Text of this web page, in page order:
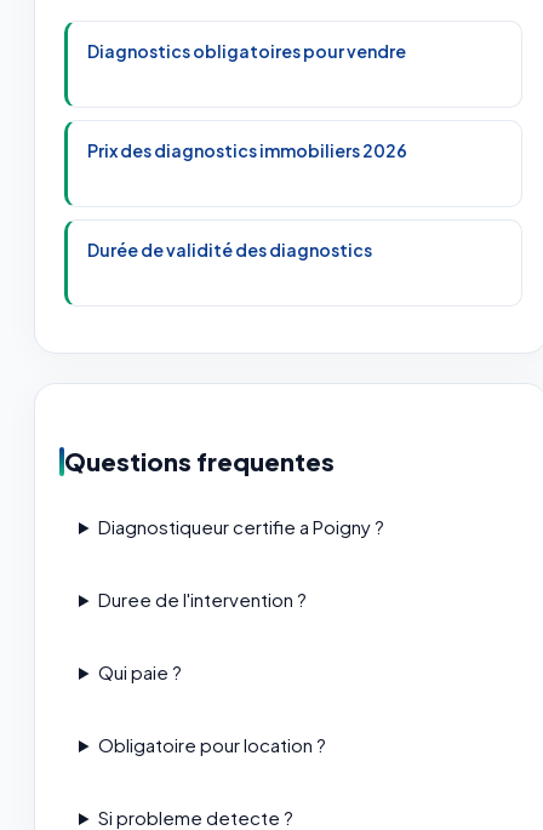
Diagnostics obligatoires pour vendre
Prix des diagnostics immobiliers 2026
Durée de validité des diagnostics
Questions frequentes
Diagnostiqueur certifie a Poigny ?
Duree de l'intervention ?
Qui paie ?
Obligatoire pour location ?
Si probleme detecte ?